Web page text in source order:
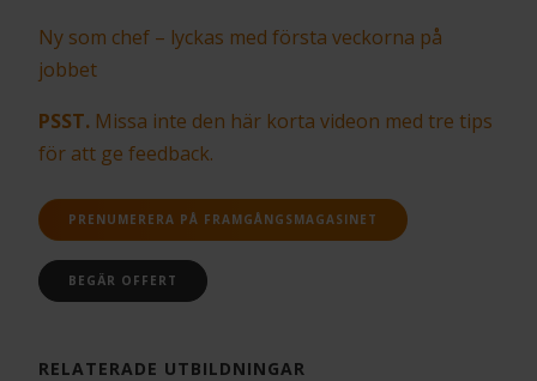
Ny som chef – lyckas med första veckorna på
jobbet
PSST. Missa inte den här korta videon med tre tips
för att ge feedback.
PRENUMERERA PÅ FRAMGÅNGSMAGASINET
BEGÄR OFFERT
RELATERADE UTBILDNINGAR